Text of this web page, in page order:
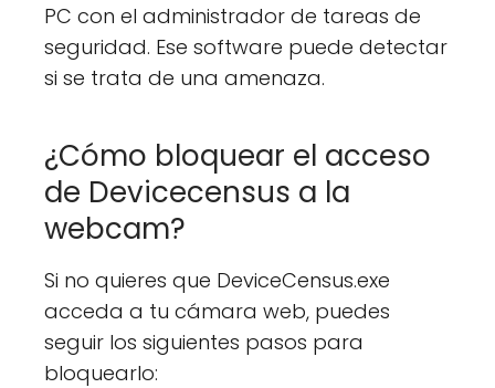
PC con el administrador de tareas de
seguridad. Ese software puede detectar
si se trata de una amenaza.
¿Cómo bloquear el acceso
de Devicecensus a la
webcam?
Si no quieres que DeviceCensus.exe
acceda a tu cámara web, puedes
seguir los siguientes pasos para
bloquearlo: